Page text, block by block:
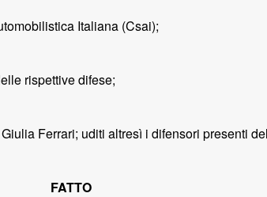
Italiana (Csai);
rispettive difese;
Ferrari; uditi altresì i difensori presenti
FATTO